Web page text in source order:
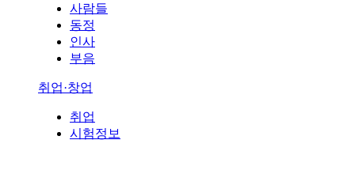
사람들
동정
인사
부음
취업·창업
취업
시험정보